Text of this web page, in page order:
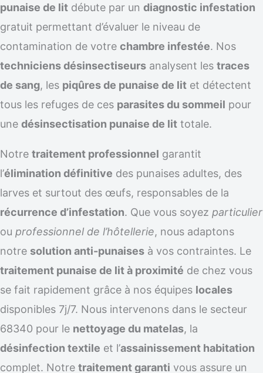
punaise de lit débute par un diagnostic infestation
gratuit permettant d’évaluer le niveau de
contamination de votre chambre infestée. Nos
techniciens désinsectiseurs analysent les traces
de sang, les piqûres de punaise de lit et détectent
tous les refuges de ces parasites du sommeil pour
une désinsectisation punaise de lit totale.
Notre traitement professionnel garantit
l’élimination définitive des punaises adultes, des
larves et surtout des œufs, responsables de la
récurrence d’infestation. Que vous soyez particulier
ou professionnel de l’hôtellerie, nous adaptons
notre solution anti-punaises à vos contraintes. Le
traitement punaise de lit à proximité de chez vous
se fait rapidement grâce à nos équipes locales
disponibles 7j/7. Nous intervenons dans le secteur
68340 pour le nettoyage du matelas, la
désinfection textile et l’assainissement habitation
complet. Notre traitement garanti vous assure un